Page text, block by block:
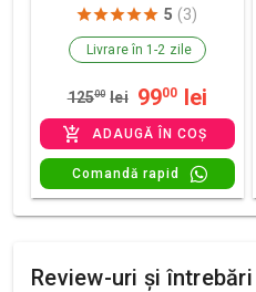
5 (3)
Livrare în 1-2 zile
12500 lei 9900 lei
ADAUGĂ ÎN COȘ
Comandă rapid
Review-uri și întrebări